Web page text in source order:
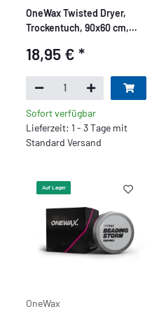
OneWax Twisted Dryer,
Trockentuch, 90x60 cm,
18,95 €*
Sofort verfügbar
Lieferzeit: 1 - 3 Tage mit
Standard Versand
Auf Lager
OneWax